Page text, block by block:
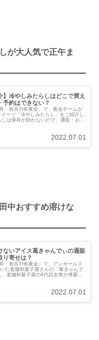
が大人気で正午ま
】冷やしみたらしはどこで買え
予約はできない？
・有吉THE夜会」で、夜会チームが
ーツ「冷やしみたらし」をご紹介し
2022.07.01
中おすすめ溶けな
ないアイス葛きゃんでぃの通販
り寄せは？
・有吉THE夜会」で、アンガールズ
た老舗和菓子屋さんの「葛きゃんで
案し
2022.07.01